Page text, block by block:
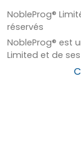
NobleProg®
réservés
NobleProg® est
Limited et de